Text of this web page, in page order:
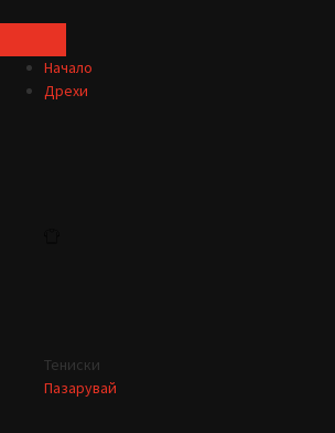
Начало
Дрехи
Тениски
Пазарувай